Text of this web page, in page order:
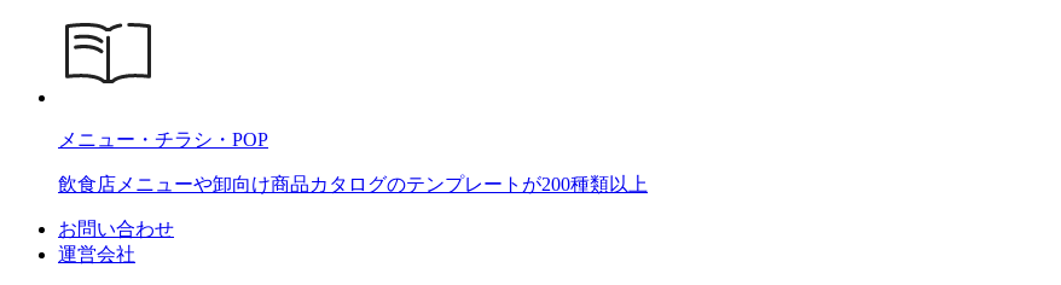
メニュー・チラシ・POP
飲食店メニューや卸向け商品カタログのテンプレートが200種類以上
お問い合わせ
運営会社